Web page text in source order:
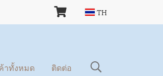
TH
าทั้งหมด ติดต่อ